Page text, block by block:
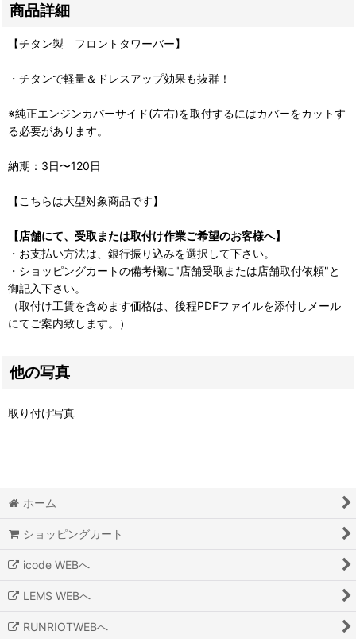
商品詳細
【チタン製 フロントタワーバー】
・チタンで軽量＆ドレスアップ効果も抜群！
※純正エンジンカバーサイド(左右)を取付するにはカバーをカットす
る必要があります。
納期：3日〜120日
【こちらは大型対象商品です】
【店舗にて、受取または取付け作業ご希望のお客様へ】
・お支払い方法は、銀行振り込みを選択して下さい。
・ショッピングカートの備考欄に"店舗受取または店舗取付依頼"と
御記入下さい。
（取付け工賃を含めます価格は、後程PDFファイルを添付しメール
にてご案内致します。）
他の写真
取り付け写真
ホーム
ショッピングカート
icode WEBへ
LEMS WEBへ
RUNRIOTWEBへ